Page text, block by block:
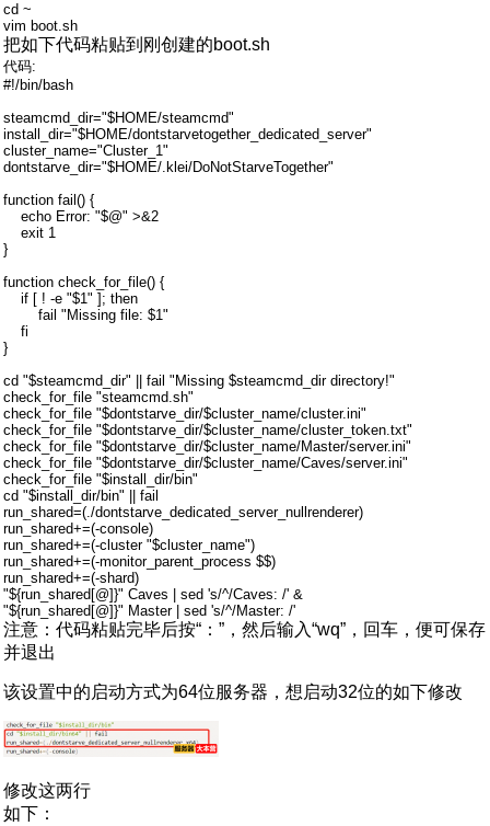
cd ~
vim boot.sh
把如下代码粘贴到刚创建的boot.sh
代码:
#!/bin/bash
steamcmd_dir="$HOME/steamcmd"
install_dir="$HOME/dontstarvetogether_dedicated_server"
cluster_name="Cluster_1"
dontstarve_dir="$HOME/.klei/DoNotStarveTogether"
function fail() {
echo Error: "$@" >&2
exit 1
}
function check_for_file() {
if [ ! -e "$1" ]; then
fail "Missing file: $1"
fi
}
cd "$steamcmd_dir" || fail "Missing $steamcmd_dir directory!"
check_for_file "steamcmd.sh"
check_for_file "$dontstarve_dir/$cluster_name/cluster.ini"
check_for_file "$dontstarve_dir/$cluster_name/cluster_token.txt"
check_for_file "$dontstarve_dir/$cluster_name/Master/server.ini"
check_for_file "$dontstarve_dir/$cluster_name/Caves/server.ini"
check_for_file "$install_dir/bin"
cd "$install_dir/bin" || fail
run_shared=(./dontstarve_dedicated_server_nullrenderer)
run_shared+=(-console)
run_shared+=(-cluster "$cluster_name")
run_shared+=(-monitor_parent_process $$)
run_shared+=(-shard)
"${run_shared[@]}" Caves | sed 's/^/Caves: /' &
"${run_shared[@]}" Master | sed 's/^/Master: /'
注意：代码粘贴完毕后按“：”，然后输入“wq”，回车，便可保存
并退出
该设置中的启动方式为64位服务器，想启动32位的如下修改
修改这两行
如下：